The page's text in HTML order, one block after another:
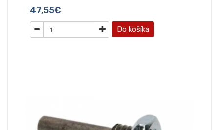
47,55€
Do košíka